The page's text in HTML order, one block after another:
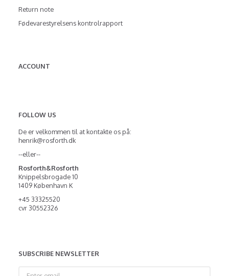
Return note
Fødevarestyrelsens kontrolrapport
ACCOUNT
FOLLOW US
De er velkommen til at kontakte os på:
henrik@rosforth.dk
--eller--
Rosforth&Rosforth
Knippelsbrogade 10
1409 København K
+45 33325520
cvr 30552326
SUBSCRIBE NEWSLETTER